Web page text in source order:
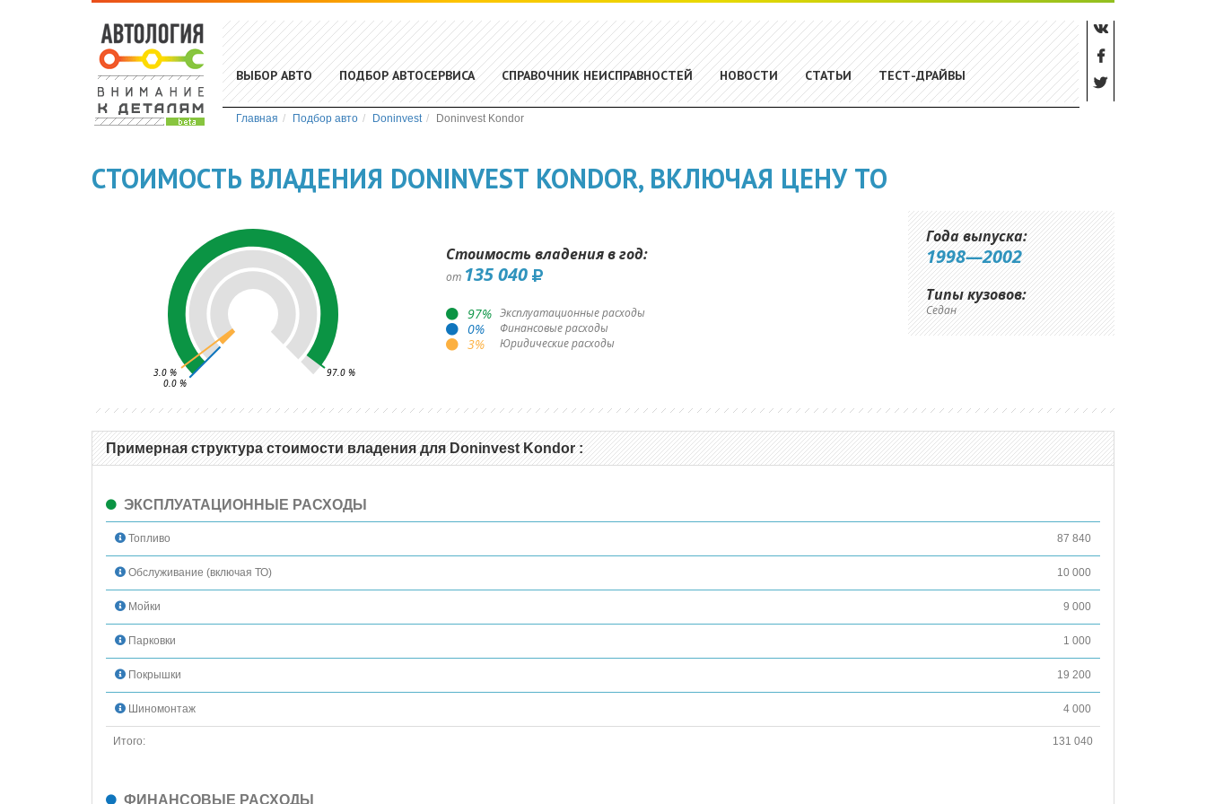
ВЫБОР АВТО ПОДБОР АВТОСЕРВИСА СПРАВОЧНИК НЕИСПРАВНОСТЕЙ НОВОСТИ СТАТЬИ ТЕСТ-ДРАЙВЫ
Главная Подбор авто Doninvest Doninvest Kondor
СТОИМОСТЬ ВЛАДЕНИЯ DONINVEST KONDOR, ВКЛЮЧАЯ ЦЕНУ ТО
97.0 %
0.0 %
3.0 %
Стоимость владения в год:
от 135 040
97% Эксплуатационные расходы
0% Финансовые расходы
3% Юридические расходы
Года выпуска:
1998—2002
Типы кузовов:
Седан
Примерная структура стоимости владения для Doninvest Kondor :
ЭКСПЛУАТАЦИОННЫЕ РАСХОДЫ
Топливо 87 840
Обслуживание (включая ТО) 10 000
Мойки 9 000
Парковки 1 000
Покрышки 19 200
Шиномонтаж 4 000
Итого: 131 040
ФИНАНСОВЫЕ РАСХОДЫ